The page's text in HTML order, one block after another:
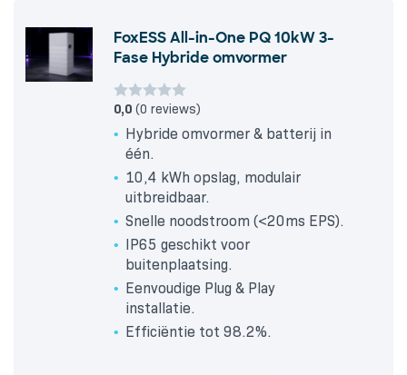
FoxESS All-in-One PQ 10kW 3-
Fase Hybride omvormer
0,0 (0 reviews)
Hybride omvormer & batterij in
één.
10,4 kWh opslag, modulair
uitbreidbaar.
Snelle noodstroom (<20ms EPS).
IP65 geschikt voor
buitenplaatsing.
Eenvoudige Plug & Play
installatie.
Efficiëntie tot 98.2%.